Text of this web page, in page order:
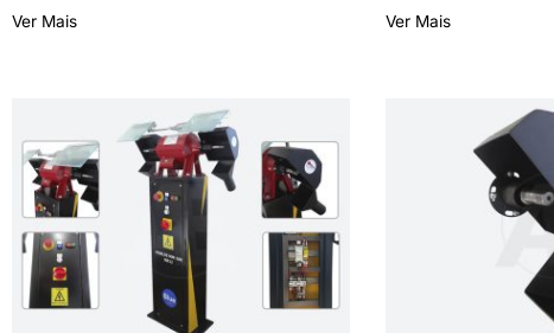
Ver Mais Ver Mais